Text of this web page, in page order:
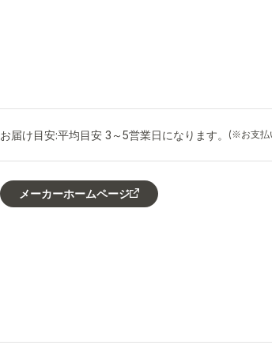
お届け目安:平均目安 3～5営業日になります。 (※お支払
メーカーホームページ